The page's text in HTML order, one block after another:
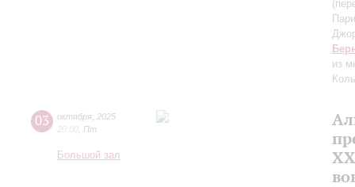
из
03 октября 2025
20:00 Пт
Большой зал